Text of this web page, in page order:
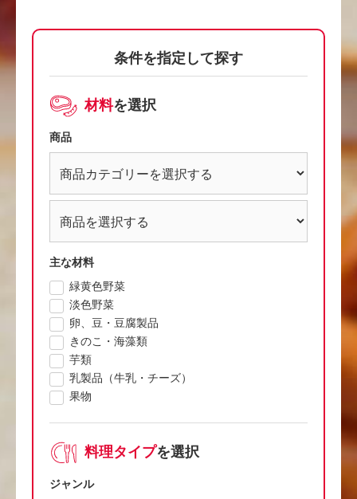
条件を指定して探す
材料を選択
商品
主な材料
緑黄色野菜
淡色野菜
卵、豆・豆腐製品
きのこ・海藻類
芋類
乳製品（牛乳・チーズ）
果物
料理タイプを選択
ジャンル